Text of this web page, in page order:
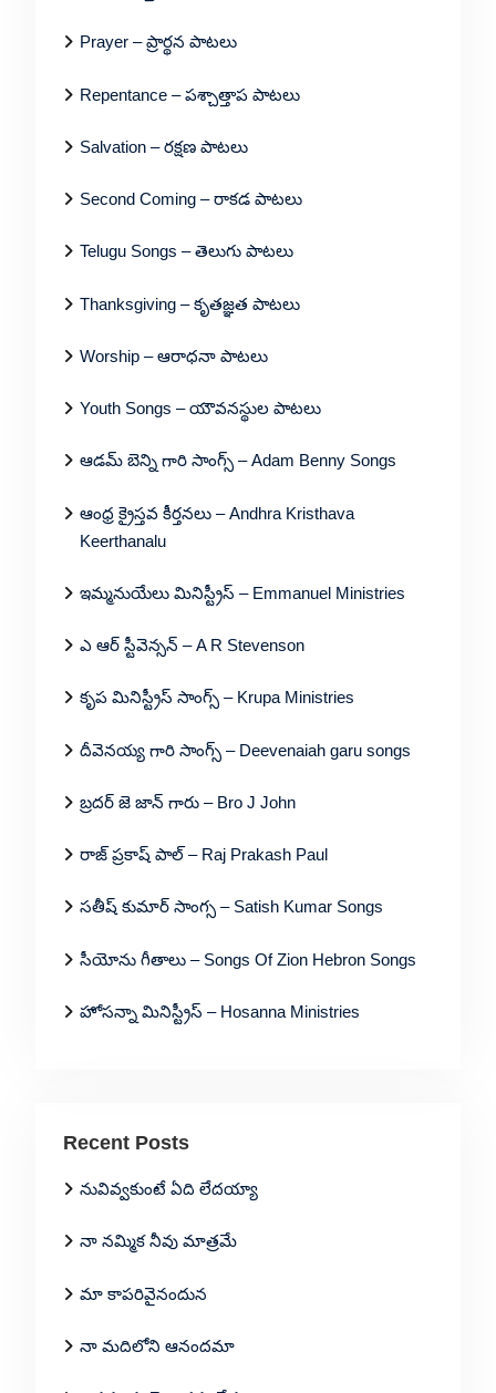
Prayer – ప్రార్థన పాటలు
Repentance – పశ్చాత్తాప పాటలు
Salvation – రక్షణ పాటలు
Second Coming – రాకడ పాటలు
Telugu Songs – తెలుగు పాటలు
Thanksgiving – కృతజ్ఞత పాటలు
Worship – ఆరాధనా పాటలు
Youth Songs – యౌవనస్థుల పాటలు
ఆడమ్ బెన్ని గారి సాంగ్స్ – Adam Benny Songs
ఆంధ్ర క్రైస్తవ కీర్తనలు – Andhra Kristhava
Keerthanalu
ఇమ్మనుయేలు మినిస్ట్రీస్ – Emmanuel Ministries
ఎ ఆర్ స్టీవెన్సన్ – A R Stevenson
కృప మినిస్ట్రీస్ సాంగ్స్ – Krupa Ministries
దీవెనయ్య గారి సాంగ్స్ – Deevenaiah garu songs
బ్రదర్ జె జాన్ గారు – Bro J John
రాజ్ ప్రకాష్ పాల్ – Raj Prakash Paul
సతీష్ కుమార్ సాంగ్స – Satish Kumar Songs
సీయోను గీతాలు – Songs Of Zion Hebron Songs
హోసన్నా మినిస్ట్రీస్ – Hosanna Ministries
Recent Posts
నువివ్వకుంటే ఏది లేదయ్యా
నా నమ్మిక నీవు మాత్రమే
మా కాపరివైనందున
నా మదిలోని ఆనందమా